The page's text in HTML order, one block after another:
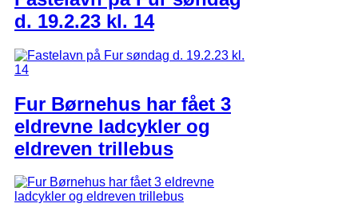
d. 19.2.23 kl. 14
Fur Børnehus har fået 3
eldrevne ladcykler og
eldreven trillebus